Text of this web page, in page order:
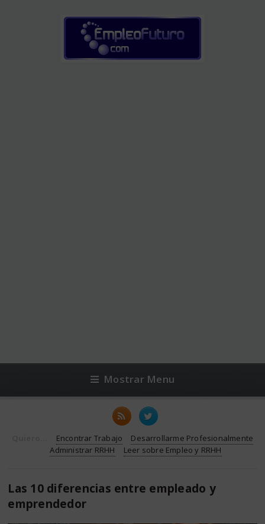
Mostrar Menu
Encontrar Trabajo
Desarrollarme Profesionalmente
Administrar RRHH
Leer sobre Empleo y RRHH
Las 10 diferencias entre empleado y
emprendedor